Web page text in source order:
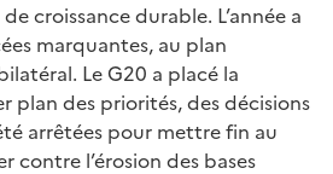
croissance durable. L’année a
marquantes, au plan
Le G20 a placé la
plan des priorités, des décisions
arrêtées pour mettre fin au
contre l’érosion des bases